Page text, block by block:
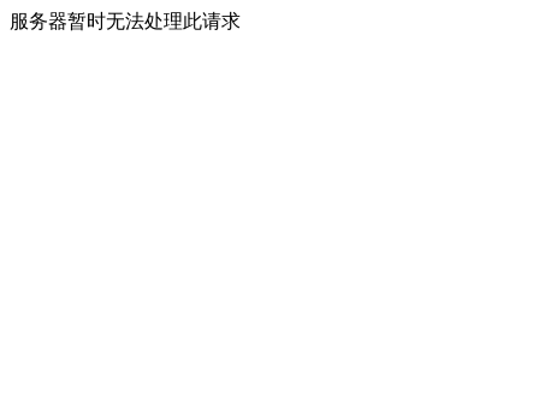
服务器暂时无法处理此请求